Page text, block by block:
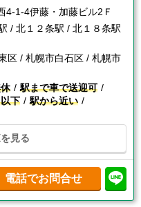
4-1-4伊藤・加藤ビル2Ｆ
/ 北１２条駅 / 北１８条駅
区 / 札幌市白石区 / 札幌市
駅まで車で送迎可
下
駅から近い
見る
電話でお問合せ